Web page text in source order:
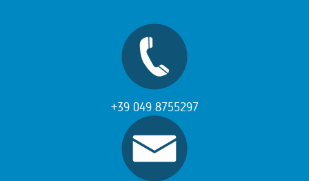
+39 049 8755297